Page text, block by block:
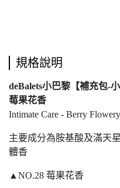
規格說明
deBalets小巴黎【補充包-
莓果花香
Intimate Care - Berry Flowery
主要成分為胺基酸及滿天
體香
▲NO.28 莓果花香